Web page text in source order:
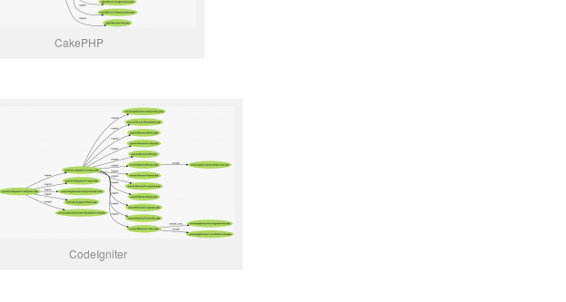
CakePHP
CodeIgniter